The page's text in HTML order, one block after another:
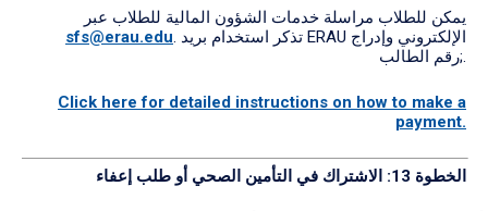
يمكن للطلاب مراسلة خدمات الشؤون المالية للطلاب عبر
sfs@erau.edu
Click here for detailed instructions on how to make a
payment.
الخطوة 13: الاشتراك في التأمين الصحي أو طلب إعفاء